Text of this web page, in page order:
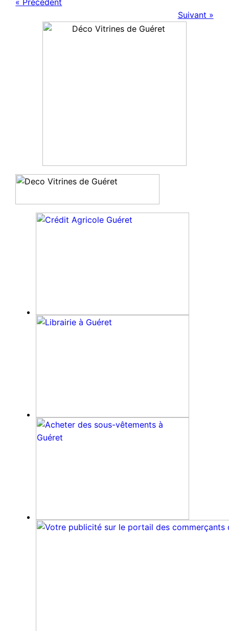
Suivant »